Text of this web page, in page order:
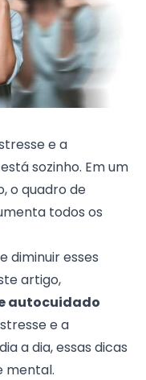
e a
sozinho. Em um
o quadro de
todos os
e diminuir esses
artigo,
autocuidado
e a
a dia, essas dicas
mental.